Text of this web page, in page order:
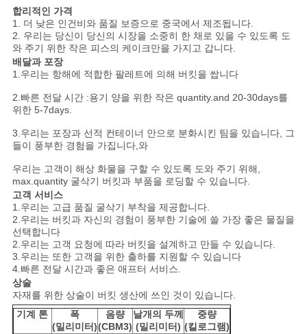
생
활
보
호
정
책
합리적인 가격
1. 더 낮은 인건비와 품질 보증으로 중국에서 제조됩니다.
2. 우리는 당신이 당신의 시장을 소중히 한 채로 있을 수 있도록 도
와 주기 위한 작은 피스의 케이크만을 가지고 갑니다.
배달과 포장
1.우리는 항해에 적합한 팔레트에 의해 버킷을 쌉니다
2.빠른 전달 시간 :용기 양을 위한 작은 quantity.and 20-30days를
위한 5-7days.
3.우리는 포장과 선적 컨테이너 안으로 분화시킨 팀을 있습니다, 그
들이 풍부한 경험을 가집니다,와
우리는 고객이 해상 화물을 구할 수 있도록 도와 주기 위해,
max.quantity 굴삭기 버킷과 부품을 로딩할 수 있습니다.
고객 서비스
1.우리는 고급 품질 굴삭기 부착을 제공합니다.
2.우리는 버킷과 자신의 경험이 풍부한 기술에 쓸 가장 좋은 물질을
선택합니다
2.우리는 고객 요청에 따라 버킷을 설계하고 만들 수 있습니다.
3.우리는 또한 고객을 위한 출하를 지원할 수 있습니다
4.빠른 전달 시간과 좋은 애프터 서비스.
상술
자재를 위한 상술이 버킷 생산에 쓰인 것이 있습니다.
기계 톤
폭
(밀리미터)
음량
(CBM3)
날개의 두께
(밀리미터)
중량
(킬로그램)